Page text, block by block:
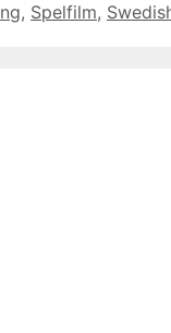
, Spelfilm,